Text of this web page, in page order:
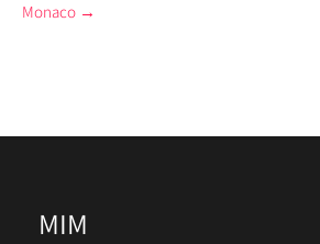
Monaco →
MIM